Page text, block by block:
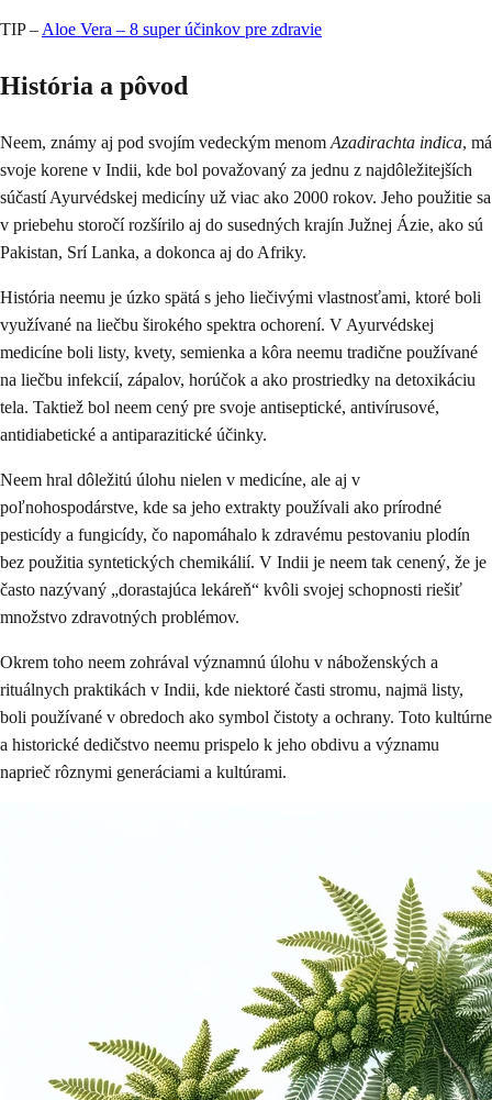
TIP – Aloe Vera – 8 super účinkov pre zdravie
História a pôvod
Neem, známy aj pod svojím vedeckým menom Azadirachta indica, má
svoje korene v Indii, kde bol považovaný za jednu z najdôležitejších
súčastí Ayurvédskej medicíny už viac ako 2000 rokov. Jeho použitie sa
v priebehu storočí rozšírilo aj do susedných krajín Južnej Ázie, ako sú
Pakistan, Srí Lanka, a dokonca aj do Afriky.
História neemu je úzko spätá s jeho liečivými vlastnosťami, ktoré boli
využívané na liečbu širokého spektra ochorení. V Ayurvédskej
medicíne boli listy, kvety, semienka a kôra neemu tradične používané
na liečbu infekcií, zápalov, horúčok a ako prostriedky na detoxikáciu
tela. Taktiež bol neem cený pre svoje antiseptické, antivírusové,
antidiabetické a antiparazitické účinky.
Neem hral dôležitú úlohu nielen v medicíne, ale aj v
poľnohospodárstve, kde sa jeho extrakty používali ako prírodné
pesticídy a fungicídy, čo napomáhalo k zdravému pestovaniu plodín
bez použitia syntetických chemikálií. V Indii je neem tak cenený, že je
často nazývaný „dorastajúca lekáreň“ kvôli svojej schopnosti riešiť
množstvo zdravotných problémov.
Okrem toho neem zohrával významnú úlohu v náboženských a
rituálnych praktikách v Indii, kde niektoré časti stromu, najmä listy,
boli používané v obredoch ako symbol čistoty a ochrany. Toto kultúrne
a historické dedičstvo neemu prispelo k jeho obdivu a významu
naprieč rôznymi generáciami a kultúrami.